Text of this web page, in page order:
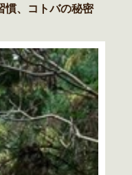
慣、コトバの秘密